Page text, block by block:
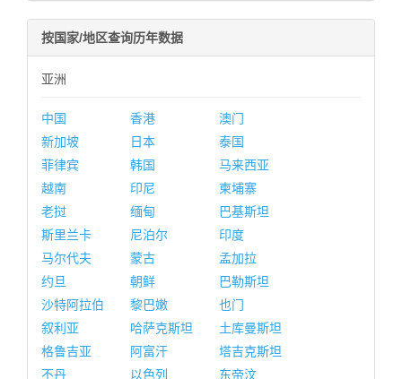
按国家/地区查询历年数据
亚洲
中国 香港
澳门
新加坡
日本
泰国
菲律宾
韩国
马来西亚
越南
印尼
柬埔寨
老挝
缅甸
巴基斯坦
斯里兰卡
尼泊尔
印度
马尔代夫
蒙古
孟加拉
约旦
朝鲜
巴勒斯坦
沙特阿拉伯
黎巴嫩
也门
叙利亚
哈萨克斯坦
土库曼斯坦
格鲁吉亚
阿富汗
塔吉克斯坦
不丹
以色列
东帝汶